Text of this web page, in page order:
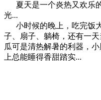
夏天是一个炎热又欢乐
光...
小时候的晚上，吃完饭
子、扇子、躺椅，还有一
瓜可是清热解暑的利器，
上总能睡得香甜踏实...